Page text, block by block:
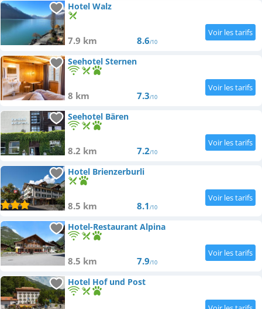
Hotel Walz
7.9 km 8.6/10
Seehotel Sternen
8 km 7.3/10
Seehotel Bären
8.2 km 7.2/10
Hotel Brienzerburli
8.5 km 8.1/10
Hotel-Restaurant Alpina
8.5 km 7.9/10
Hotel Hof und Post